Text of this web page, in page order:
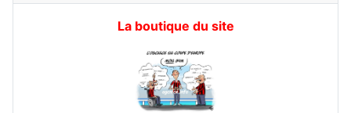
La boutique du site